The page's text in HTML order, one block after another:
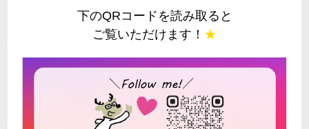
下のQRコードを読み取ると
ご覧いただけます！ ★